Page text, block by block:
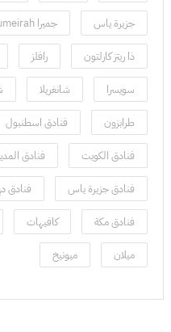
جزيرة ياس جميرا Jumeirah
ذا ريتز كارلتون رافلز
سويسرا شانغريلا
طرابزون فنادق اسطنبول
فنادق الكويت فنادق
فنادق جزيرة ياس فنادق
فنادق مكة كافيهات
ميلان ميونيخ